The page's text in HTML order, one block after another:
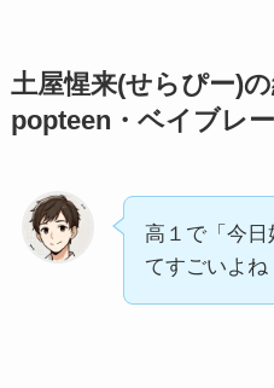
土屋惺来(せらぴー)
popteen・ベイブレ
高１で「今日
てすごいよね